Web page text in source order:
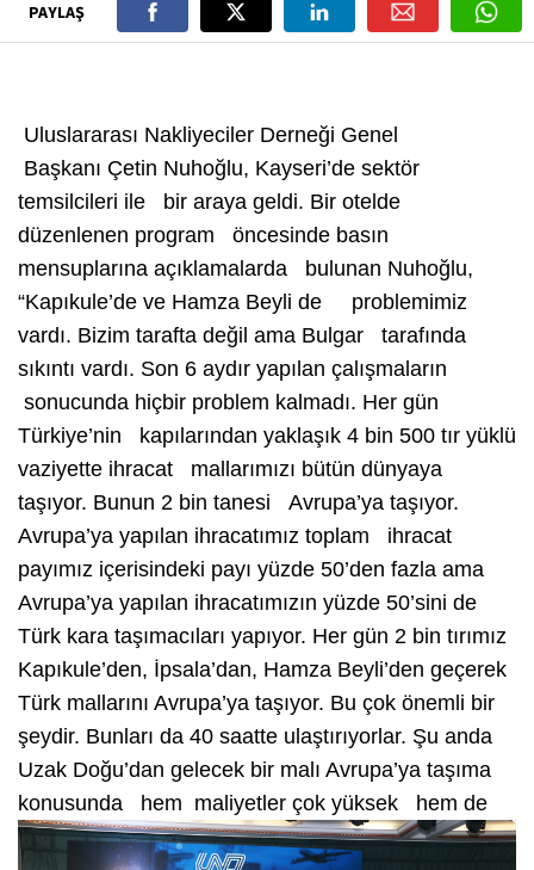
PAYLAŞ
Uluslararası Nakliyeciler Derneği Genel
Başkanı Çetin Nuhoğlu, Kayseri’de sektör
temsilcileri ile bir araya geldi. Bir otelde
düzenlenen program öncesinde basın
mensuplarına açıklamalarda bulunan Nuhoğlu,
“Kapıkule’de ve Hamza Beyli de problemimiz
vardı. Bizim tarafta değil ama Bulgar tarafında
sıkıntı vardı. Son 6 aydır yapılan çalışmaların
sonucunda hiçbir problem kalmadı. Her gün
Türkiye’nin kapılarından yaklaşık 4 bin 500 tır yüklü
vaziyette ihracat mallarımızı bütün dünyaya
taşıyor. Bunun 2 bin tanesi Avrupa’ya taşıyor.
Avrupa’ya yapılan ihracatımız toplam ihracat
payımız içerisindeki payı yüzde 50’den fazla ama
Avrupa’ya yapılan ihracatımızın yüzde 50’sini de
Türk kara taşımacıları yapıyor. Her gün 2 bin tırımız
Kapıkule’den, İpsala’dan, Hamza Beyli’den geçerek
Türk mallarını Avrupa’ya taşıyor. Bu çok önemli bir
şeydir. Bunları da 40 saatte ulaştırıyorlar. Şu anda
Uzak Doğu’dan gelecek bir malı Avrupa’ya taşıma
konusunda hem maliyetler çok yüksek hem de